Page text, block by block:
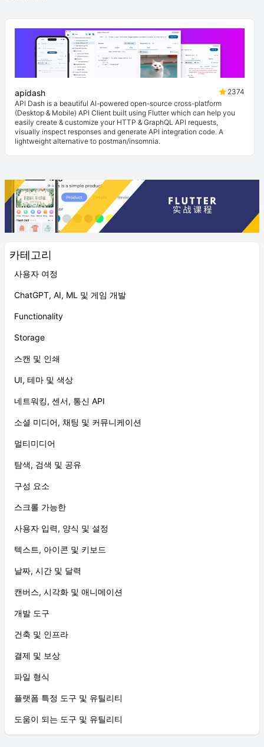
카테고리
사용자 여정
ChatGPT, AI, ML 및 게임 개발
Functionality
Storage
스캔 및 인쇄
UI, 테마 및 색상
네트워킹, 센서, 통신 API
소셜 미디어, 채팅 및 커뮤니케이션
멀티미디어
탐색, 검색 및 공유
구성 요소
스크롤 가능한
사용자 입력, 양식 및 설정
텍스트, 아이콘 및 키보드
날짜, 시간 및 달력
캔버스, 시각화 및 애니메이션
개발 도구
건축 및 인프라
결제 및 보상
파일 형식
플랫폼 특정 도구 및 유틸리티
도움이 되는 도구 및 유틸리티
apidash
2374
API Dash is a beautiful AI-powered open-source cross-platform
(Desktop & Mobile) API Client built using Flutter which can help you
easily create & customize your HTTP & GraphQL API requests,
visually inspect responses and generate API integration code. A
lightweight alternative to postman/insomnia.